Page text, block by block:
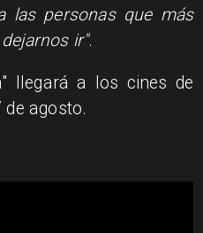
las personas que más
ir".
llegará a los cines de
agosto.